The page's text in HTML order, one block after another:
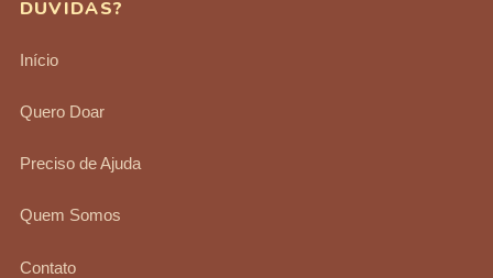
DUVIDAS?
Início
Quero Doar
Preciso de Ajuda
Quem Somos
Contato